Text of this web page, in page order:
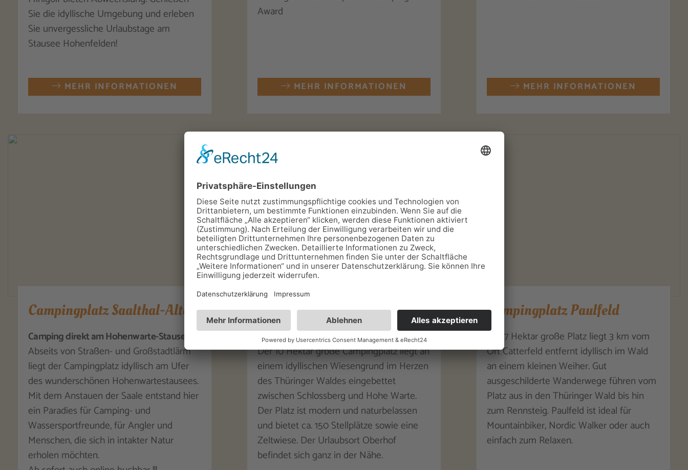
Sie die idyllische Umgebung und erleben
Sie unvergessliche Urlaubstage am
Stausee Hohenfelden!
MEHR INFORMATIONEN
Award
MEHR INFORMATIONEN MEHR INFORMATIONEN
Campingplatz Saalthal-Alter
Camping direkt am Hohenwarte-Stausee
Abseits von Straßen- und Großstadtlärm
liegt der Campingplatz idyllisch am Ufer
des wunderschönen Hohenwartestausees.
Mit dem Anstauen der Saale entstand hier
ein Paradies für Camping- und
Wassersportfreunde, für Angler und
Menschen, die sich in intakter Natur
erholen möchten.
Oberhof Camping Lütschesee
Ihr Campingplatz im Thüringer Wald
Der 10 Hektar große Campingplatz liegt an
einem idyllischen Wiesengrund im Herzen
des Thüringer Waldes eingebettet
zwischen Schlossberg und Hohe Warte.
Der Platz ist modern und naturbelassen
und bietet ca. 150 Stellplätze sowie eine
Zeltwiese. Der Urlaubsort Oberhof
befindet sich ganz in der Nähe.
Campingplatz Paulfeld
Der 7 Hektar große Platz liegt 3 km vom
Ort Catterfeld entfernt idyllisch im Wald
an einem kleinen Weiher. Gut
ausgeschilderte Wanderwege führen vom
Platz aus in den Thüringer Wald bis hin
zum Rennsteig. Paulfeld ist ideal für
Mountainbiker, Nordic Walker oder auch
einfach zum Relaxen.